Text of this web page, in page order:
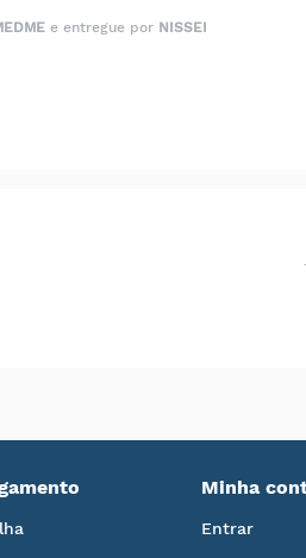
e entregue por NISSEI
Minha
Entrar